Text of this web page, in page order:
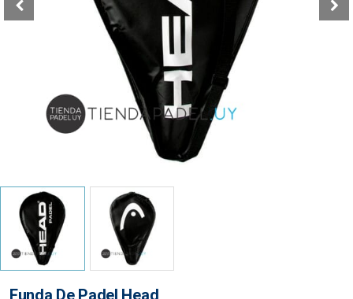
Funda De Padel Head